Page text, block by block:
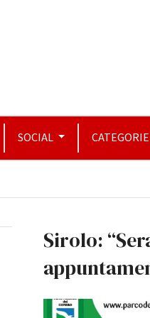
SOCIAL CATEGORIE
Sirolo: